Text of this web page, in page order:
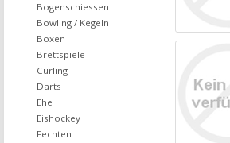
Bogenschiessen
Bowling / Kegeln
Boxen
Brettspiele
Curling
Darts
Ehe
Eishockey
Fechten